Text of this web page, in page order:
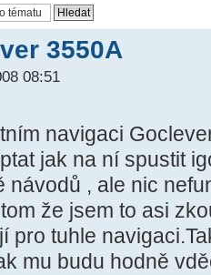
3550A
08:51
navigaci
jak na ní spustit
návodů , ale nic
že jsem to asi
pro tuhle
mu budu hodně